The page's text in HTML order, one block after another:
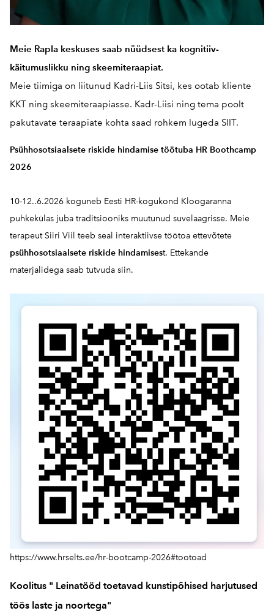
Meie Rapla keskuses saab nüüdsest ka kognitiiv-
käitumuslikku ning skeemiteraapiat.
Meie tiimiga on liitunud Kadri-Liis Sitsi, kes ootab kliente
KKT ning skeemiteraapiasse. Kadr-Liisi ning tema poolt
pakutavate teraapiate kohta saad rohkem lugeda SIIT.
Psühhosotsiaalsete riskide hindamise töötuba HR Boothcamp
2026
10-12..6.2026 koguneb Eesti HR-kogukond Kloogaranna
puhkekülas juba traditsiooniks muutunud suvelaagrisse. Meie
terapeut Siiri Viil teeb seal interaktiivse töötoa ettevõtete
psühhosotsiaalsete riskide hindamisest. Ettekande
materjalidega saab tutvuda siin.
https://www.hrselts.ee/hr-bootcamp-2026#tootoad
Koolitus " Leinatööd toetavad kunstipõhised harjutused
töös laste ja noortega"